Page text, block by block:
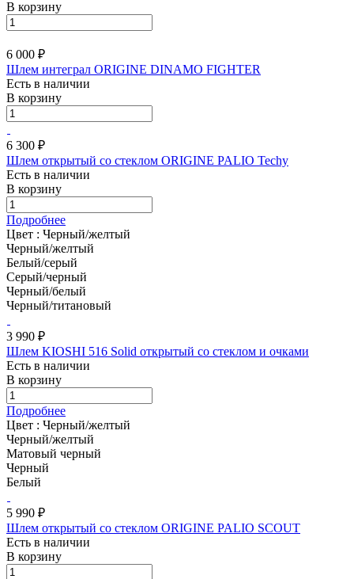
В корзину
6 000 ₽
Шлем интеграл ORIGINE DINAMO FIGHTER
Есть в наличии
В корзину
6 300 ₽
Шлем открытый со стеклом ORIGINE PALIO Techy
Есть в наличии
В корзину
Подробнее
Цвет : Черный/желтый
Черный/желтый
Белый/серый
Серый/черный
Черный/белый
Черный/титановый
3 990 ₽
Шлем KIOSHI 516 Solid открытый со стеклом и очками
Есть в наличии
В корзину
Подробнее
Цвет : Черный/желтый
Черный/желтый
Матовый черный
Черный
Белый
5 990 ₽
Шлем открытый со стеклом ORIGINE PALIO SCOUT
Есть в наличии
В корзину